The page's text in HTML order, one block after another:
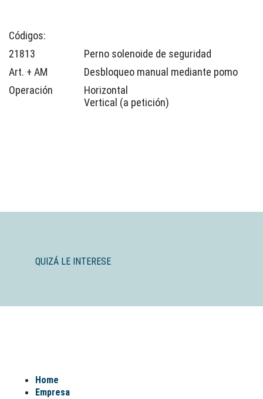
Códigos:
21813
Perno solenoide de seguridad
Art. + AM
Desbloqueo manual mediante pomo
Operación
Horizontal
Vertical (a petición)
QUIZÁ LE INTERESE
Home
Empresa